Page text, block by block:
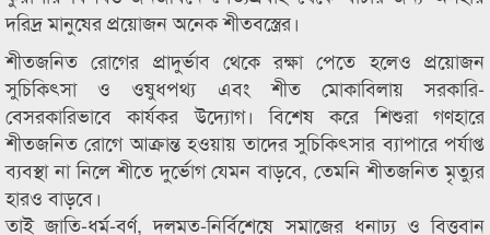
দরিদ্র মানুষের প্রয়োজন অনেক শীতবস্ত্রের।
শীতজনিত রোগের প্রাদুর্ভাব থেকে রক্ষা পেতে হলেও প্রয়োজন
সুচিকিৎসা ও ওষুধপথ্য এবং শীত মোকাবিলায় সরকারি-
বেসরকারিভাবে কার্যকর উদ্যোগ। বিশেষ করে শিশুরা গণহারে
শীতজনিত রোগে আক্রান্ত হওয়ায় তাদের সুচিকিৎসার ব্যাপারে পর্যাপ্ত
ব্যবস্থা না নিলে শীতে দুর্ভোগ যেমন বাড়বে, তেমনি শীতজনিত মৃত্যুর
হারও বাড়বে।
তাই জাতি-ধর্ম-বর্ণ, দলমত-নির্বিশেষে সমাজের ধনাঢ্য ও বিত্তবান